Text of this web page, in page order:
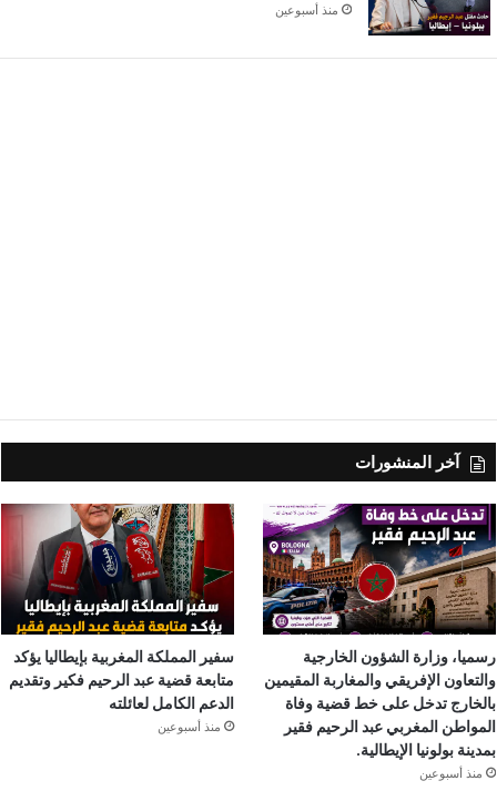
منذ أسبوعين
آخر المنشورات
رسميا، وزارة الشؤون الخارجية
والتعاون الإفريقي والمغاربة المقيمين
بالخارج تدخل على خط قضية وفاة
المواطن المغربي عبد الرحيم فقير
بمدينة بولونيا الإيطالية.
منذ أسبوعين
سفير المملكة المغربية بإيطاليا يؤكد
متابعة قضية عبد الرحيم فكير وتقديم
الدعم الكامل لعائلته
منذ أسبوعين